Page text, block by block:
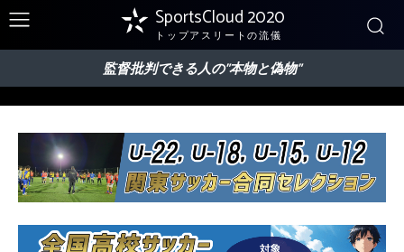
SportsCloud 2020
トップアスリートの流儀
監督批判できる人の”本物と偽物”